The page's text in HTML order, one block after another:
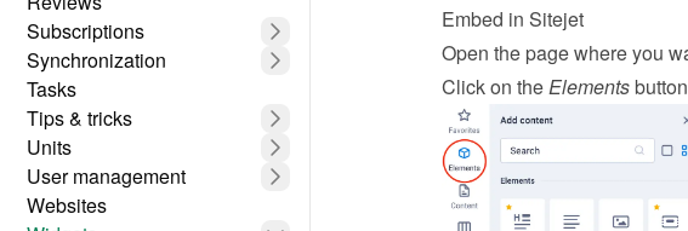
Subscriptions
Synchronization
Tasks
Tips & tricks
Units
User management
Websites
Embed in Sitejet
Open the page where you
Click on the Elements